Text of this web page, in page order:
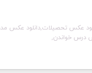
عکس تحصیلات,دانلود عکس
درس خواندن,